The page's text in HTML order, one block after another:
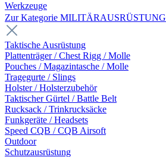
Werkzeuge
Zur Kategorie MILITÄRAUSRÜSTUNG
Taktische Ausrüstung
Plattenträger / Chest Rigg / Molle
Pouches / Magazintasche / Molle
Tragegurte / Slings
Holster / Holsterzubehör
Taktischer Gürtel / Battle Belt
Rucksack / Trinkrucksäcke
Funkgeräte / Headsets
Speed CQB / CQB Airsoft
Outdoor
Schutzausrüstung